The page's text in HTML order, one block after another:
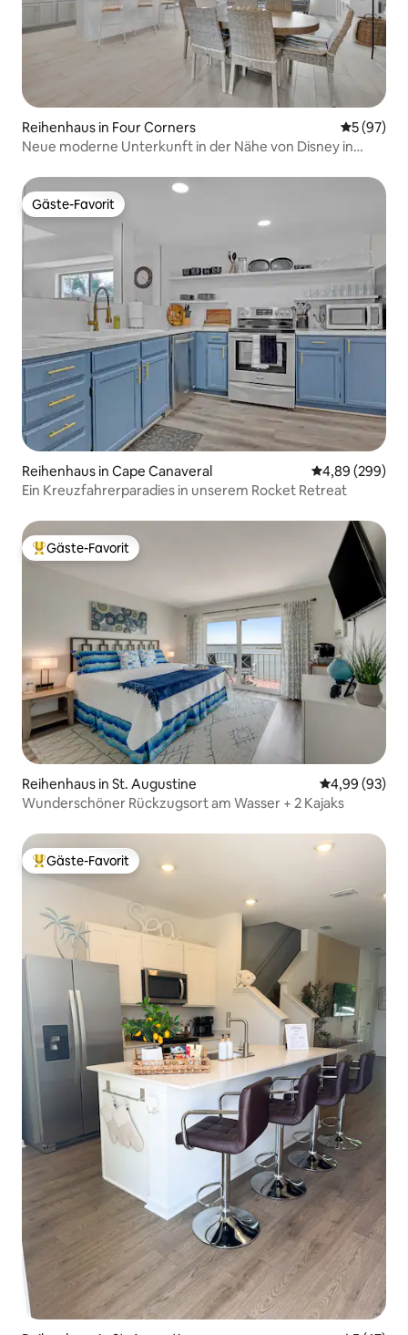
Reihenhaus in Four Corners
5 (97)
Neue moderne Unterkunft in der Nähe von Disney in
Gäste-Favorit
Gäste-Favorit
Reihenhaus in Cape Canaveral
4,89 (299)
Ein Kreuzfahrerparadies in unserem Rocket Retreat
Beliebter Gäste-Favorit.
Gäste-Favorit
Reihenhaus in St. Augustine
4,99 (93)
Wunderschöner Rückzugsort am Wasser + 2 Kajaks
Beliebter Gäste-Favorit.
Gäste-Favorit